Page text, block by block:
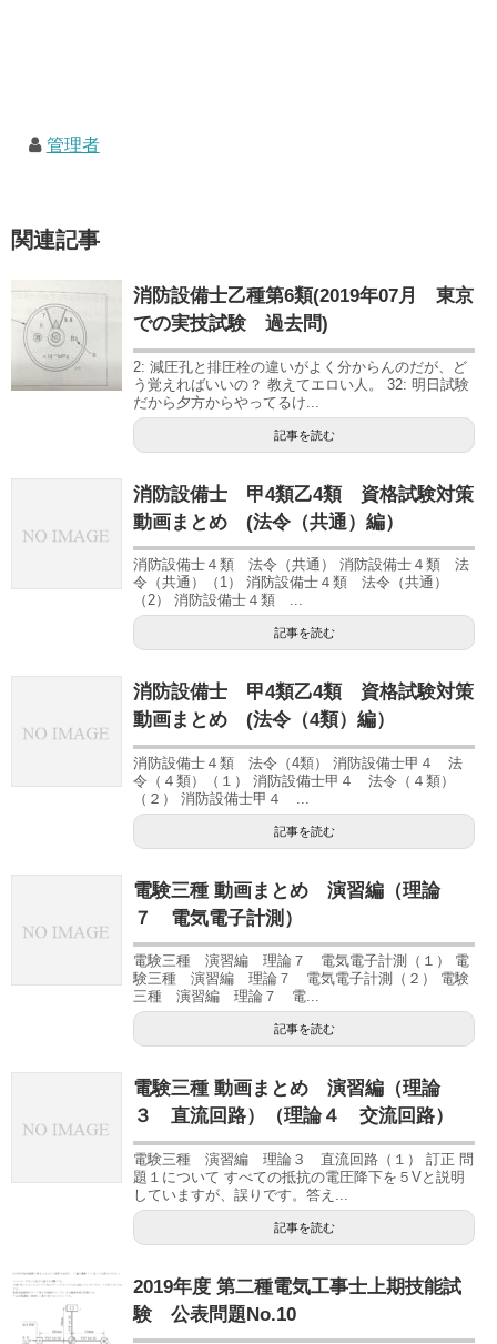
管理者
関連記事
消防設備士乙種第6類(2019年07月 東京
での実技試験 過去問)
2: 減圧孔と排圧栓の違いがよく分からんのだが、ど
う覚えればいいの？ 教えてエロい人。 32: 明日試験
だから夕方からやってるけ...
記事を読む
消防設備士 甲4類乙4類 資格試験対策
動画まとめ (法令（共通）編）
消防設備士４類 法令（共通） 消防設備士４類 法
令（共通）（1） 消防設備士４類 法令（共通）
（2） 消防設備士４類 ...
記事を読む
消防設備士 甲4類乙4類 資格試験対策
動画まとめ (法令（4類）編）
消防設備士４類 法令（4類） 消防設備士甲４ 法
令（４類）（１） 消防設備士甲４ 法令（４類）
（２） 消防設備士甲４ ...
記事を読む
電験三種 動画まとめ 演習編（理論
７ 電気電子計測）
電験三種 演習編 理論７ 電気電子計測（１） 電
験三種 演習編 理論７ 電気電子計測（２） 電験
三種 演習編 理論７ 電...
記事を読む
電験三種 動画まとめ 演習編（理論
３ 直流回路）（理論４ 交流回路）
電験三種 演習編 理論３ 直流回路（１） 訂正 問
題１について すべての抵抗の電圧降下を５Vと説明
していますが、誤りです。答え...
記事を読む
2019年度 第二種電気工事士上期技能試
験 公表問題No.10